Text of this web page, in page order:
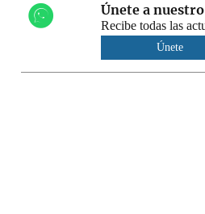
Únete a
Recibe todas las
Únete